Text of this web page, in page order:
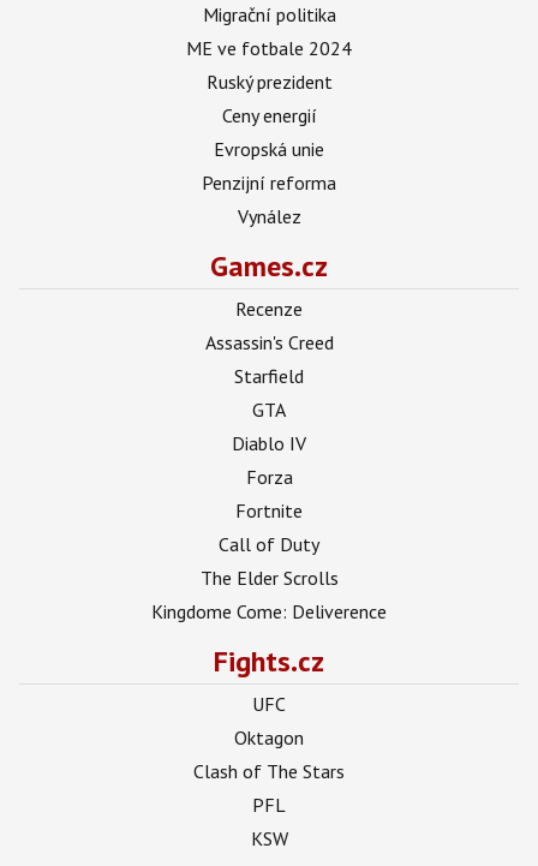
Migrační politika
ME ve fotbale 2024
Ruský prezident
Ceny energií
Evropská unie
Penzijní reforma
Vynález
Games.cz
Recenze
Assassin's Creed
Starfield
GTA
Diablo IV
Forza
Fortnite
Call of Duty
The Elder Scrolls
Kingdome Come: Deliverence
Fights.cz
UFC
Oktagon
Clash of The Stars
PFL
KSW